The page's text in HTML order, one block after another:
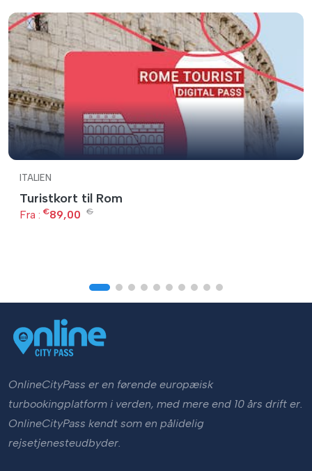
ITALIEN
Turistkort til Rom
Fra : €89,00 €
OnlineCityPass er en førende europæisk
turbookingplatform i verden, med mere end 10 års drift er.
OnlineCityPass kendt som en pålidelig
rejsetjenesteudbyder.